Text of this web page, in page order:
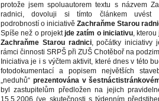
protože jsem spoluautorem textu s názvem
radnici, dovoluji si tímto článkem uvést
podrobností o iniciativě Zachraňme Starou
Spíše než o projektjde zatím o iniciativu, kterou
Zachraňme Starou radnici, počátky iniciativy
rámci činnosti SRPŠ při ZUŠ Chotěboř na
Iniciativa je i s výčtem aktivit, které dnes v této
fotodokumentací a popisem největších
„neduhů“ prezentována v
byl zastupitelům předložen na jejich
15.5.2006 (ve skutečnosti s týdenním